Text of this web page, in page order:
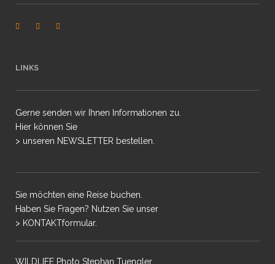
LINKS
Gerne senden wir Ihnen Informationen zu.
Hier können Sie
> unseren NEWSLETTER bestellen.
Sie möchten eine Reise buchen.
Haben Sie Fragen? Nutzen Sie unser
> KONTAKTformular.
WILDLIFE Photo Stephan Tuengler